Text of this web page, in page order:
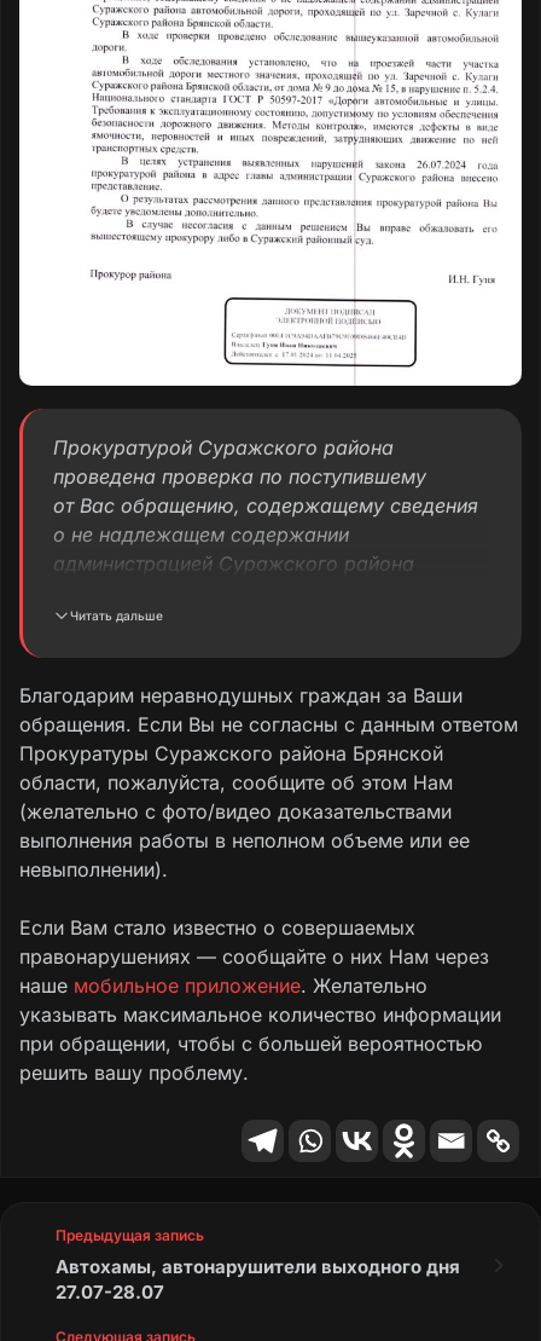
Прокуратурой Суражского района
проведена проверка по поступившему
от Вас обращению, содержащему сведения
о не надлежащем содержании
администрацией Суражского района
по ул. Заречной с. Кулаги Суражского
В ходе проверки проведено обследование
вышеуказанной автомобильной дороги.
В ходе обследования установлено, что
на проезжей части участка автомобильной
дорогиместного значения, проходящей
по ул. Заречной с. Кулаги Суражского
до дома № 15, в нарушение п. 5.2.4.
Национального стандарта ГОСТ Р 50597-
2017 «Дороги автомобильные и улицы.
Требования к эксплуатационному
состоянию, допустимому по условиям
обеспечения безопасности дорожного
движения. Методы контроля»,имеются
дефекты в виде ямочности, неровностей
В целях устранения выявленных
нарушений закона 26.07.2024 года
Читать дальше
Благодарим неравнодушных граждан за Ваши
обращения. Если Вы не согласны с данным ответом
Прокуратуры Суражского района Брянской
области, пожалуйста, сообщите об этом Нам
(желательно с фото/видео доказательствами
выполнения работы в неполном объеме или ее
невыполнении).
Если Вам стало известно о совершаемых
правонарушениях — сообщайте о них Нам через
наше мобильное приложение. Желательно
указывать максимальное количество информации
при обращении, чтобы с большей вероятностью
решить вашу проблему.
Предыдущая запись
Автохамы, автонарушители выходного дня
27.07-28.07
Следующая запись